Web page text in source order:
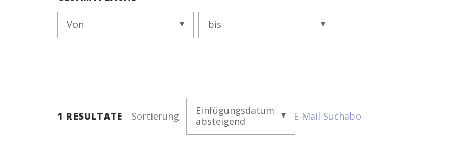
Von bis
1 RESULTATE Sortierung:
Einfügungsdatum
absteigend
E-Mail-Suchabo